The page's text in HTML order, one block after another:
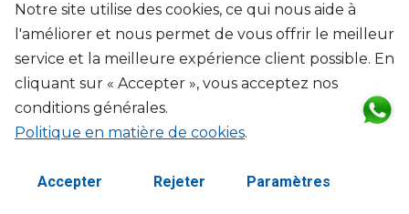
Verre à eau rubis
H: 10cm, D: 9.7cm
$30
Notre site utilise des cookies, ce qui nous aide à
l'améliorer et nous permet de vous offrir le meilleur
service et la meilleure expérience client possible. En
cliquant sur « Accepter », vous acceptez nos
conditions générales.
Politique en matière de cookies.
Accepter Rejeter Paramètres